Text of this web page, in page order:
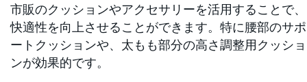
市販のクッションやアクセサリーを活用することで、
快適性を向上させることができます。特に腰部のサポ
ートクッションや、太もも部分の高さ調整用クッショ
ンが効果的です。